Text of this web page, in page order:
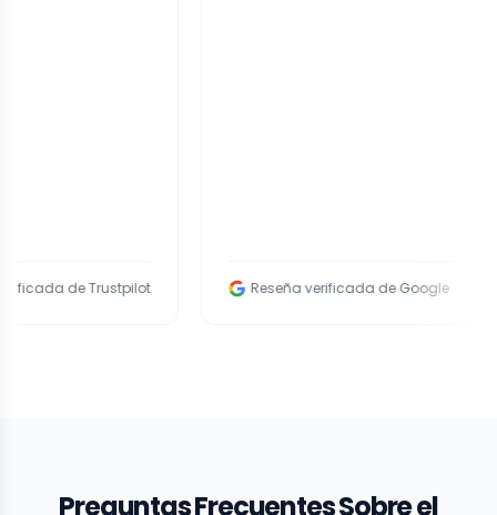
Trustpilot Reseña verificada de Google
Preguntas Frecuentes Sobre el